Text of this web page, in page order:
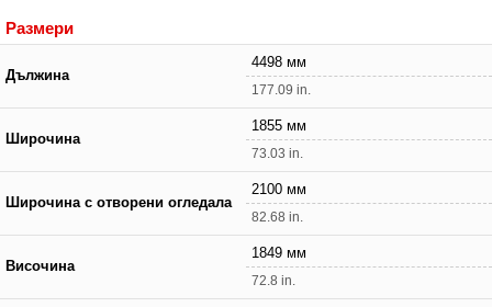
Размери
Дължина
4498 мм
177.09 in.
Широчина
1855 мм
73.03 in.
Широчина с отворени огледала
2100 мм
82.68 in.
Височина
1849 мм
72.8 in.